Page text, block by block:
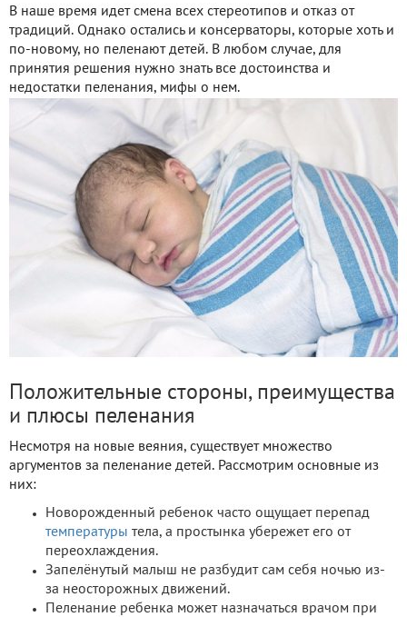
В наше время идет смена всех стереотипов и отказ от
традиций. Однако остались и консерваторы, которые хоть и
по-новому, но пеленают детей. В любом случае, для
принятия решения нужно знать все достоинства и
недостатки пеленания, мифы о нем.
Положительные стороны, преимущества
и плюсы пеленания
Несмотря на новые веяния, существует множество
аргументов за пеленание детей. Рассмотрим основные из
них:
Новорожденный ребенок часто ощущает перепад
температуры тела, а простынка убережет его от
переохлаждения.
Запелёнутый малыш не разбудит сам себя ночью из-
за неосторожных движений.
Пеленание ребенка может назначаться врачом при